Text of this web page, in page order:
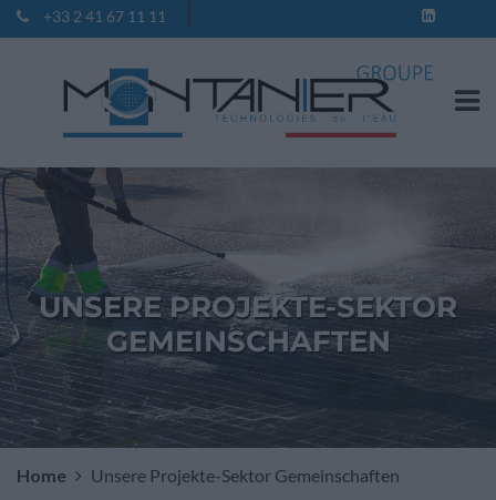
+33 2 41 67 11 11
UNSERE PROJEKTE-SEKTOR
GEMEINSCHAFTEN
Home Unsere Projekte-Sektor Gemeinschaften